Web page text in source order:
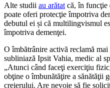
Alte studii au arătat că, în
poate oferi protecţie împotriva
debutul ei și că multilingvismul
împotriva demenţei.
O îmbătrânire activă reclamă
subliniază Ipsit Vahia, medic al
„Atunci când faceţi exerciţiu
obţine o îmbunătăţire a sănătăţii
creierului. Are nevoie să fie